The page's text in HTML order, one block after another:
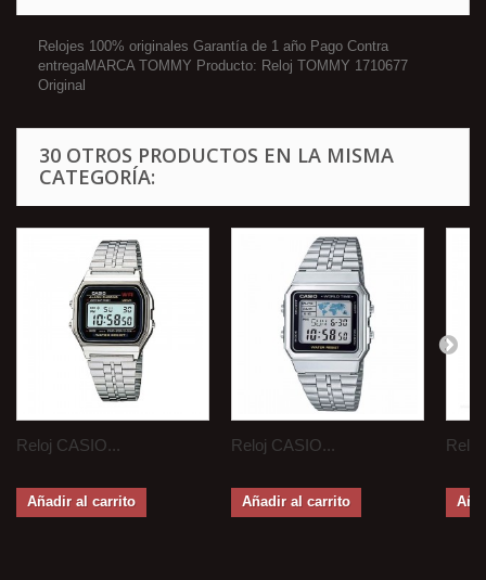
Relojes 100% originales Garantía de 1 año Pago Contra
entregaMARCA TOMMY Producto: Reloj TOMMY 1710677
Original
30 OTROS PRODUCTOS EN LA MISMA
CATEGORÍA:
Reloj CASIO...
Añadir al carrito
Reloj CASIO...
Añadir al carrito